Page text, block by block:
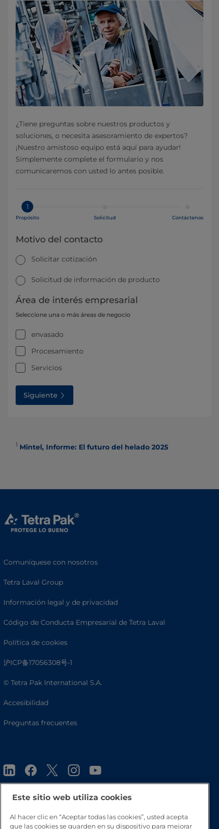
¿Tiene preguntas sobre nuestros productos y
soluciones, o necesita asesoramiento de expertos?
¡Nuestro amistoso equipo está aquí para ayudar!
Simplemente complete el formulario y nos
comunicaremos con usted lo antes posible.
1
Propósito Solicitud Contáctenos
Motivo del contacto
Solicitar cotización
Solicitud de información de producto
Área de interés empresarial
Seleccione una o más áreas de negocio
envasado
Procesamiento
Servicios
Siguiente
1 Mintel, Informe: El futuro del helado 2025
Comuníquese con nosotros
Tetra Laval Group
Información legal y de privacidad
Código de Conducta Empresarial de Tetra Laval
Política de cookies
沪ICP备17056308号-1
© Tetra Pak International S.A.
Accesibilidad
Preguntas frecuentes
Volver a inicio
Este sitio web utiliza cookies
Al hacer clic en “Aceptar todas las cookies”, usted acepta
que las cookies se guarden en su dispositivo para mejorar